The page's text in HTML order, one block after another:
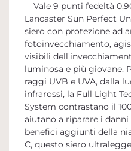
Vale 9 punti fedeltà
Lancaster Sun Perfect
siero con protezione ad
fotoinvecchiamento,
visibili
luminosa e più giovane.
raggi UVB e UVA, dalla
infrarossi, la Full Light
System contrastano il
aiutano a riparare i
benefici aggiunti della
C, questo siero